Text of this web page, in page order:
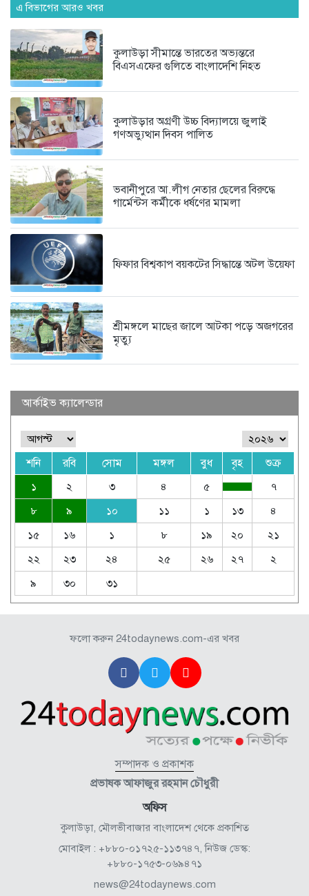
যে ৭ অভ্যাস আপনার হৃদরোগের...
৪ দিন আগে
সচিবালয় ঘেরাও করতে গেল ১১...
৪ দিন আগে
এ বিভাগের আরও খবর
কুলাউড়া সীমান্তে ভারতের অভ্যন্তরে
বিএসএফের গুলিতে বাংলাদেশি নিহত
কুলাউড়ার অগ্রণী উচ্চ বিদ্যালয়ে জুলাই
গণঅভ্যুত্থান দিবস পালিত
ভবানীপুরে আ.লীগ নেতার ছেলের বিরুদ্ধে
গার্মেন্টস কর্মীকে ধর্ষণের মামলা
ফিফার বিশ্বকাপ বয়কটের সিদ্ধান্তে অটল উয়েফা
শ্রীমঙ্গলে মাছের জালে আটকা পড়ে অজগরের
মৃত্যু
আর্কাইভ ক্যালেন্ডার
শনি রবি সোম মঙ্গল বুধ বৃহ শুক্র
১ ২ ৩ ৪ ৫
৭
৮
৯ ১০ ১১ ১ ১৩
৪
১৫
১৬ ১ ৮ ১৯ ২০
২১
২২
২৩ ২৪ ২৫ ২৬ ২৭
২
৯
৩০ ৩১
ফলো করুন 24todaynews.com-এর খবর
সম্পাদক ও প্রকাশক
প্রভাষক আফাজুর রহমান চৌধুরী
অফিস
কুলাউড়া, মৌলভীবাজার বাংলাদেশ থেকে প্রকাশিত
মোবাইল : +৮৮০-০১৭২৫-১১৩৭৪৭, নিউজ ডেস্ক:
+৮৮০-১৭৫৩-০৬৯৪৭১
news@24todaynews.com